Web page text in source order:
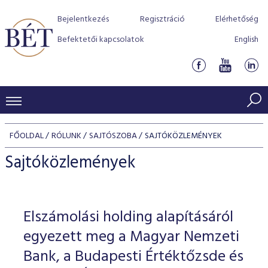
Bejelentkezés Regisztráció
Elérhetőség
Befektetői kapcsolatok
English
KERESKEDÉSI ADATOK
INDEXEK
Jelzáloglevél indexek
Vállalati kötvény indexek
Azonnali Piac
Részvények
Származékos piac
BEFEKTETŐK
Részvény szekció
Hitelpapír szekció
BÉT szabályzatok
Befektetővédelem
Alkalmazott díjstruktúra
Elszámolás
Részvény és vállalati kötvény tőzsdei bevezetését
program
BÉT Xtend - Részvénypiac egyszerűen
TŐZSDETAGOK
Tőzsdetagok, üzletkötők
VENDOROK
FŐOLDAL RÓLUNK SAJTÓSZOBA SAJTÓKÖZLEMÉNYEK
Sajtóközlemények
Elszámolási holding alapításáról
egyezett meg a Magyar Nemzeti
Bank, a Budapesti Értéktőzsde és